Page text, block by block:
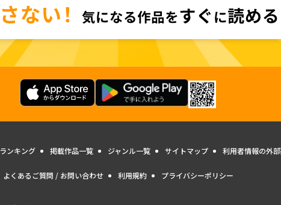
ランキング 掲載作品一覧 ジャンル一覧 サイトマップ 利用者情報の外
よくあるご質問 / お問い合わせ 利用規約 プライバシーポリシー